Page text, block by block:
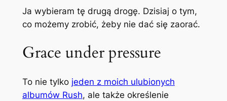
Ja wybieram tę drugą drogę. Dzisiaj o tym,
co możemy zrobić, żeby nie dać się zaorać.
Grace under pressure
To nie tylko jeden z moich ulubionych
albumów Rush, ale także określenie